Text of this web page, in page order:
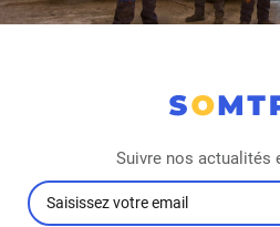
Suivre nos actualités